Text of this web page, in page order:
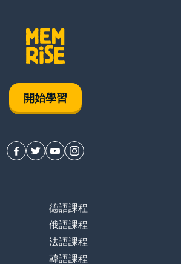
開始學習
德語課程
俄語課程
法語課程
韓語課程